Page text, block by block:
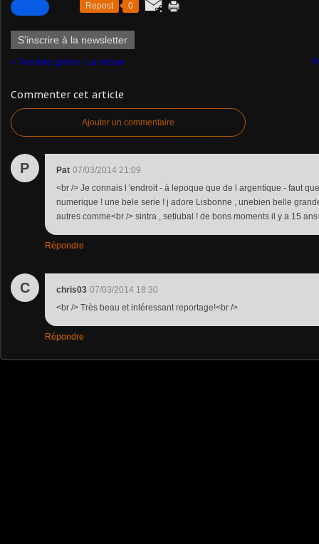
Repost 0
S'inscrire à la newsletter
Vendée globe - Le retour
Commenter cet article
Ajouter un commentaire
P Pat 07/03/2014 21:09
<br /> Je connais l 'endroit - à lepoque que de l argentique - faut
numerique ! une bele serie ! j adore Lisbonne , unebien belle
autres comme<br /> sintra , setiubal ! de bons moments il y a 15
Répondre
C chris03 07/03/2014 18:30
<br /> Très beau et intéressant reportage!<br />
Répondre